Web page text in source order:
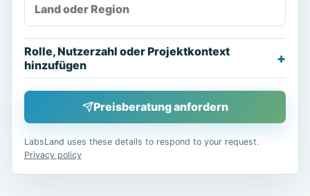
Rolle, Nutzerzahl oder Projektkontext
hinzufügen
Preisberatung anfordern
LabsLand uses these details to respond to your request.
Privacy policy